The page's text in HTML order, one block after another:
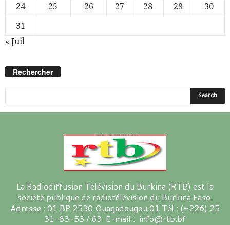
24
25 26 27 28 29
30
31
« Juil
Rechercher
La Radiodiffusion Télévision du Burkina (RTB) est la
société publique de radiotélévision du Burkina Faso.
Adresse : 01 BP 2530 Ouagadougou 01 Tél : (+226) 25
31-83-53 / 63 E-mail : info@rtb.bf